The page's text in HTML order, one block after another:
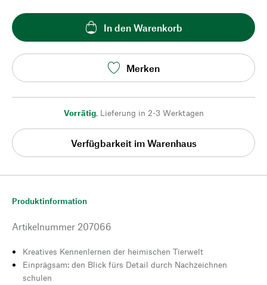
In den Warenkorb
Merken
Vorrätig, Lieferung in 2-3 Werktagen
Verfügbarkeit im Warenhaus
Produktinformation
Artikelnummer 207066
Kreatives Kennenlernen der heimischen Tierwelt
Einprägsam: den Blick fürs Detail durch Nachzeichnen
schulen